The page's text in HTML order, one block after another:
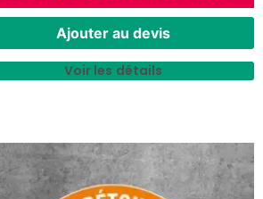
Ajouter au devis
Voir les détails